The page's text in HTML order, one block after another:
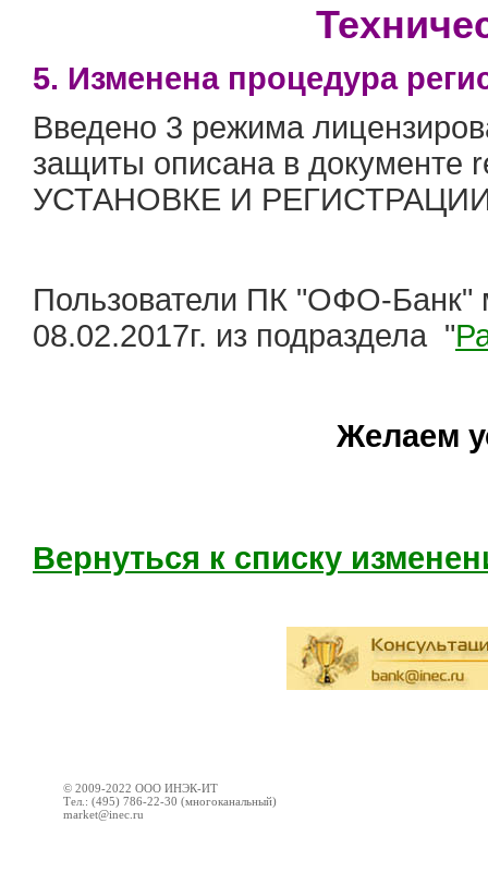
5. Изменена процедура
Введено 3 режима
защиты описана в
УСТАНОВКЕ И
Пользователи ПК "ОФО-Банк"
08.02.2017г. из подраздела "
Желаем
Вернуться к списку
© 2009-2022 ООО ИНЭК-ИТ
Тел.: (495) 786-22-30 (многоканальный)
market@inec.ru